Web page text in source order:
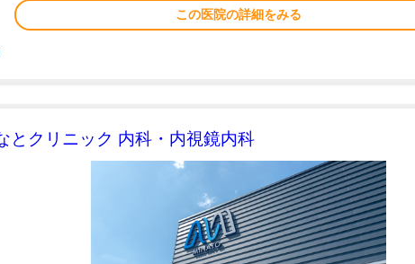
この医院の詳細をみる
とクリニック 内科・内視鏡内科